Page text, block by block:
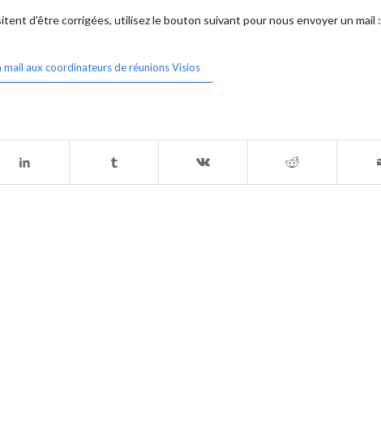
d'être corrigées, utilisez le bouton suivant pour nous envoyer un mail :
mail aux coordinateurs de réunions Visios